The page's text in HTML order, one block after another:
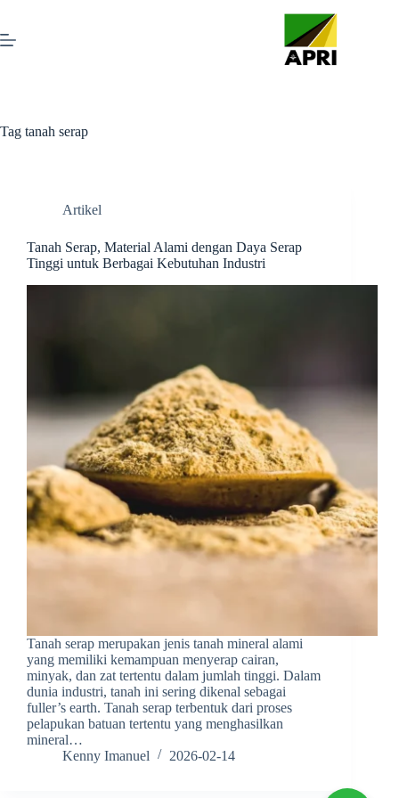
Tag tanah serap
Artikel
Tanah Serap, Material Alami dengan Daya Serap
Tinggi untuk Berbagai Kebutuhan Industri
Tanah serap merupakan jenis tanah mineral alami
yang memiliki kemampuan menyerap cairan,
minyak, dan zat tertentu dalam jumlah tinggi. Dalam
dunia industri, tanah ini sering dikenal sebagai
fuller’s earth. Tanah serap terbentuk dari proses
pelapukan batuan tertentu yang menghasilkan
mineral…
Kenny Imanuel
2026-02-14